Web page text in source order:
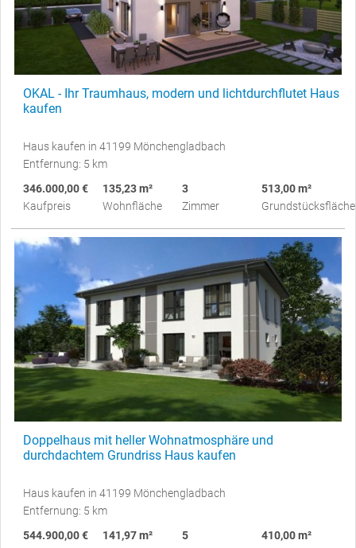
OKAL - Ihr Traumhaus, modern und lichtdurchflutet Haus
kaufen
Haus kaufen in 41199 Mönchengladbach
Entfernung: 5 km
346.000,00 €
Kaufpreis
135,23 m²
Wohnfläche
3
Zimmer
513,00 m²
Grundstücksfläche
Doppelhaus mit heller Wohnatmosphäre und
durchdachtem Grundriss Haus kaufen
Haus kaufen in 41199 Mönchengladbach
Entfernung: 5 km
544.900,00 €
141,97 m²
5
410,00 m²